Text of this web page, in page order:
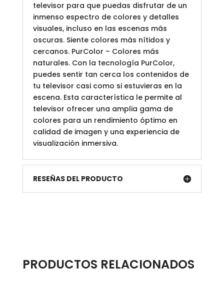
televisor para que puedas disfrutar de un
inmenso espectro de colores y detalles
visuales, incluso en las escenas más
oscuras. Siente colores más nítidos y
cercanos. PurColor – Colores más
naturales. Con la tecnología PurColor,
puedes sentir tan cerca los contenidos de
tu televisor casi como si estuvieras en la
escena. Esta característica le permite al
televisor ofrecer una amplia gama de
colores para un rendimiento óptimo en
calidad de imagen y una experiencia de
visualización inmersiva.
RESEÑAS DEL PRODUCTO
PRODUCTOS RELACIONADOS